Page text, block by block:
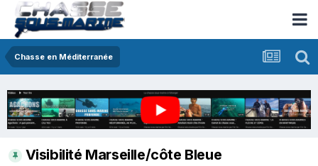
Chasse en Méditerranée
Visibilité Marseille/côte Bleue